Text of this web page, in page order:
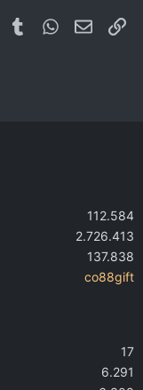
Pinterest
Tumblr WhatsApp
112.584
2.726.413
137.838
co88gift
17
6.291